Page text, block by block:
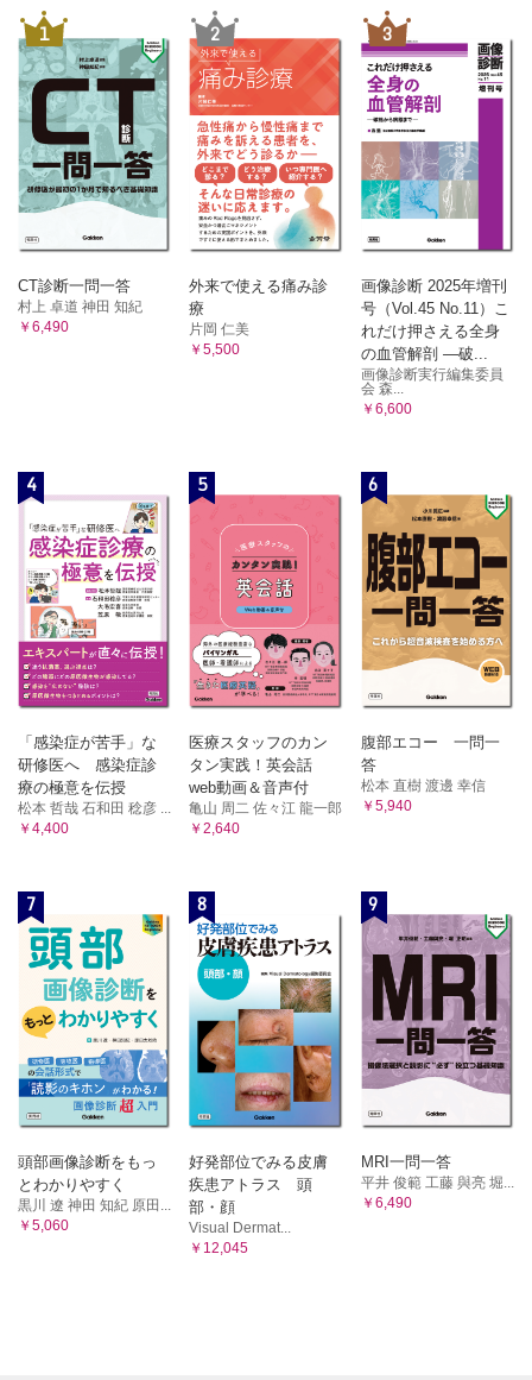
1
CT診断一問一答
村上 卓道 神田 知紀
￥6,490
2
外来で使える痛み診
療
片岡 仁美
￥5,500
3
画像診断 2025年増刊
号（Vol.45 No.11）こ
れだけ押さえる全身
の血管解剖 ―破...
画像診断実行編集委員
会 森...
￥6,600
4
「感染症が苦手」な
研修医へ 感染症診
療の極意を伝授
松本 哲哉 石和田 稔彦 ...
￥4,400
5
医療スタッフのカン
タン実践！英会話
web動画＆音声付
亀山 周二 佐々江 龍一郎
￥2,640
6
腹部エコー 一問一
答
松本 直樹 渡邊 幸信
￥5,940
7
頭部画像診断をもっ
とわかりやすく
黒川 遼 神田 知紀 原田...
￥5,060
8
好発部位でみる皮膚
疾患アトラス 頭
部・顔
Visual Dermat...
￥12,045
9
MRI一問一答
平井 俊範 工藤 與亮 堀...
￥6,490